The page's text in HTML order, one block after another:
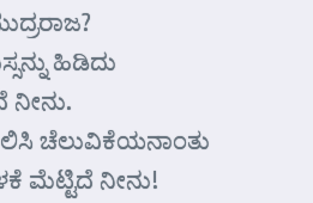
ಹಿಡಿದು
ನೀನು.
ಚೆಲುವಿಕೆಯನಾಂತು
ಮೆಟ್ಟಿದೆ ನೀನು!